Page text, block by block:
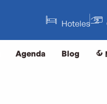
Hoteles
Agenda Blog